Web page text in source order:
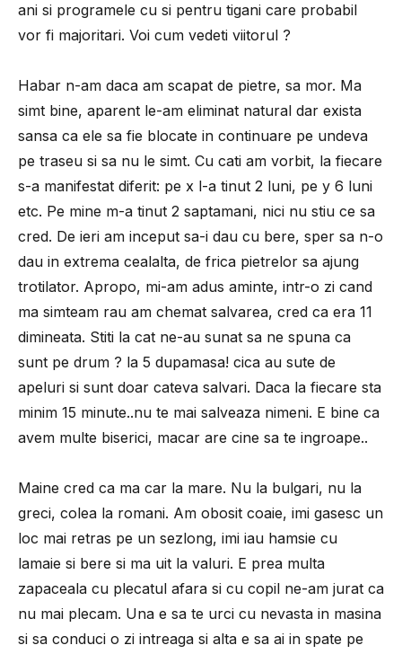
ani si programele cu si pentru tigani care probabil
vor fi majoritari. Voi cum vedeti viitorul ?
Habar n-am daca am scapat de pietre, sa mor. Ma
simt bine, aparent le-am eliminat natural dar exista
sansa ca ele sa fie blocate in continuare pe undeva
pe traseu si sa nu le simt. Cu cati am vorbit, la fiecare
s-a manifestat diferit: pe x l-a tinut 2 luni, pe y 6 luni
etc. Pe mine m-a tinut 2 saptamani, nici nu stiu ce sa
cred. De ieri am inceput sa-i dau cu bere, sper sa n-o
dau in extrema cealalta, de frica pietrelor sa ajung
trotilator. Apropo, mi-am adus aminte, intr-o zi cand
ma simteam rau am chemat salvarea, cred ca era 11
dimineata. Stiti la cat ne-au sunat sa ne spuna ca
sunt pe drum ? la 5 dupamasa! cica au sute de
apeluri si sunt doar cateva salvari. Daca la fiecare sta
minim 15 minute..nu te mai salveaza nimeni. E bine ca
avem multe biserici, macar are cine sa te ingroape..
Maine cred ca ma car la mare. Nu la bulgari, nu la
greci, colea la romani. Am obosit coaie, imi gasesc un
loc mai retras pe un sezlong, imi iau hamsie cu
lamaie si bere si ma uit la valuri. E prea multa
zapaceala cu plecatul afara si cu copil ne-am jurat ca
nu mai plecam. Una e sa te urci cu nevasta in masina
si sa conduci o zi intreaga si alta e sa ai in spate pe